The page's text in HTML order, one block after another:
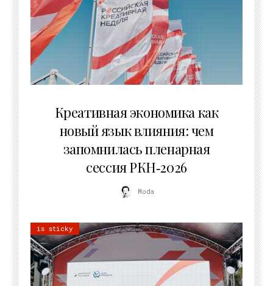
Креативная экономика как
новый язык влияния: чем
запомнилась пленарная
сессия РКН‑2026
Moda
is sticky